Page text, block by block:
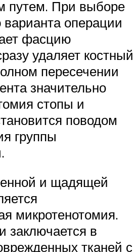
путем. При выборе
варианта операции
фасцию
удаляет костный
пересечении
значительно
стопы и
поводом
группы
и щадящей
микротенотомия.
заключается в
тканей с